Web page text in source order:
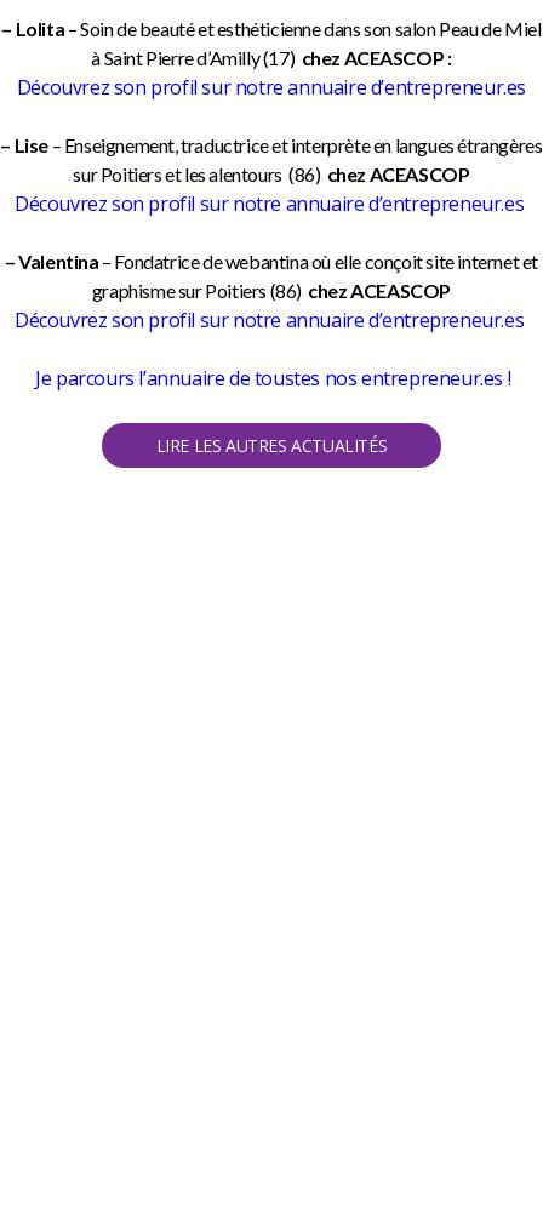
– Lolita – Soin de beauté et esthéticienne dans son salon Peau de Miel
à Saint Pierre d’Amilly (17) chez ACEASCOP :
Découvrez son profil sur notre annuaire d’entrepreneur.es
– Lise – Enseignement, traductrice et interprète en langues étrangères
sur Poitiers et les alentours (86) chez ACEASCOP
Découvrez son profil sur notre annuaire d’entrepreneur.es
– Valentina – Fondatrice de webantina où elle conçoit site internet et
graphisme sur Poitiers (86) chez ACEASCOP
Découvrez son profil sur notre annuaire d’entrepreneur.es
Je parcours l’annuaire de toustes nos entrepreneur.es !
LIRE LES AUTRES ACTUALITÉS